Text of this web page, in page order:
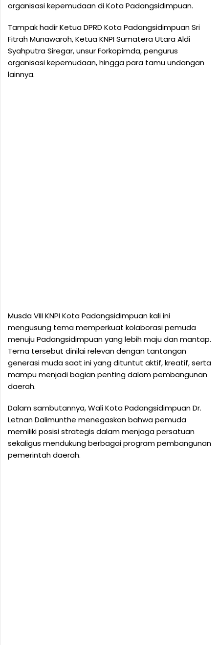
organisasi kepemudaan di Kota Padangsidimpuan.
Tampak hadir Ketua DPRD Kota Padangsidimpuan Sri
Fitrah Munawaroh, Ketua KNPI Sumatera Utara Aldi
Syahputra Siregar, unsur Forkopimda, pengurus
organisasi kepemudaan, hingga para tamu undangan
lainnya.
Musda VIII KNPI Kota Padangsidimpuan kali ini
mengusung tema memperkuat kolaborasi pemuda
menuju Padangsidimpuan yang lebih maju dan mantap.
Tema tersebut dinilai relevan dengan tantangan
generasi muda saat ini yang dituntut aktif, kreatif, serta
mampu menjadi bagian penting dalam pembangunan
daerah.
Dalam sambutannya, Wali Kota Padangsidimpuan Dr.
Letnan Dalimunthe menegaskan bahwa pemuda
memiliki posisi strategis dalam menjaga persatuan
sekaligus mendukung berbagai program pembangunan
pemerintah daerah.